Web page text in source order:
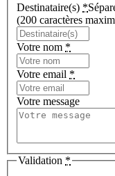
Destinataire(s) *
(200 caractères
Votre nom *
Votre email *
Votre message
Validation *